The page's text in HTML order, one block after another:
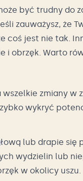
być trudny do
zauważysz, że
coś jest nie tak.
i obrzęk. Warto
zmiany w
wykryć
lub drapie się
wydzielin lub
w okolicy uszu.